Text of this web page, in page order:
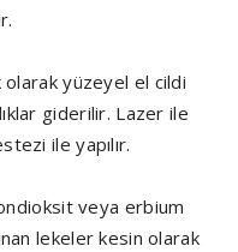
olarak yüzeyel el cildi
giderilir. Lazer ile
ile yapılır.
veya erbium
lekeler kesin olarak